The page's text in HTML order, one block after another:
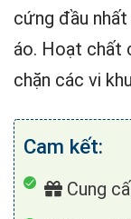
cứng đầu nhất
áo. Hoạt chất
chặn các vi
Cam kết:
Cung